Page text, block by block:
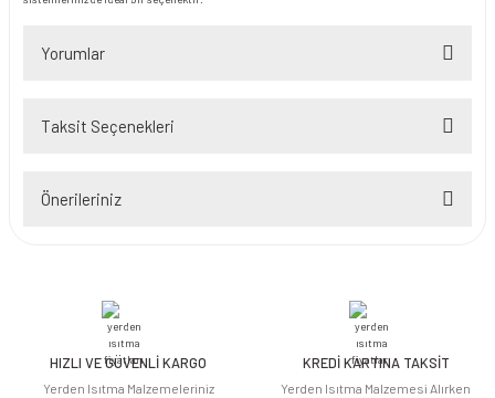
Yorumlar
Taksit Seçenekleri
Önerileriniz
iletebilirsiniz.
Görüş ve önerileriniz için teşekkür ederiz.
HIZLI VE GÜVENLİ KARGO
Yerden Isıtma Malzemeleriniz
KREDİ KARTINA TAKSİT
Yerden Isıtma Malzemesi Alırken